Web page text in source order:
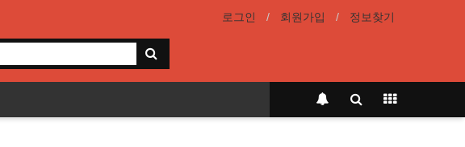
로그인 회원가입 정보찾기